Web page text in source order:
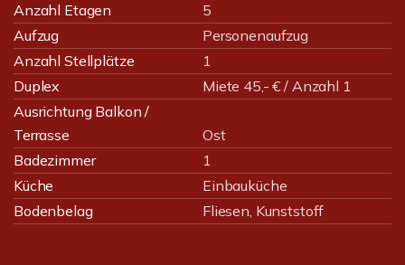
Anzahl Etagen
5
Aufzug
Personenaufzug
Anzahl Stellplätze
1
Duplex
Miete 45,- € / Anzahl 1
Ausrichtung Balkon /
Terrasse
Ost
Badezimmer
1
Küche
Einbauküche
Bodenbelag
Fliesen, Kunststoff